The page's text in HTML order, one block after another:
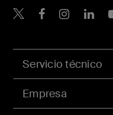
Servicio técnico
Empresa
Belkin